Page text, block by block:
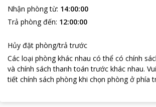
Nhận phòng từ: 14:00:00
Trả phòng đến: 12:00:00
Hủy đặt phòng/trả trước
Các loại phòng khác nhau có thể có chính
và chính sách thanh toán trước khác nhau.
tiết chính sách phòng khi chọn phòng ở phía